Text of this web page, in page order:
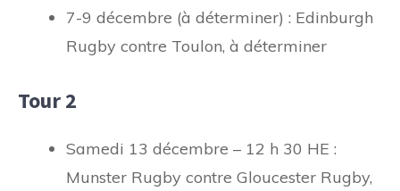
7-9 décembre (à déterminer) : Edinburgh
Rugby contre Toulon, à déterminer
Tour 2
Samedi 13 décembre – 12 h 30 HE :
Munster Rugby contre Gloucester Rugby,